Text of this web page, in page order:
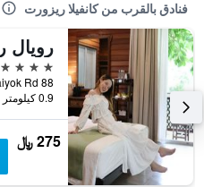
فنادق بالقرب من كانفيلا ريزورت
4 نجوم
0.9 كيلومتر عن وسط المدينة
275 ﷼